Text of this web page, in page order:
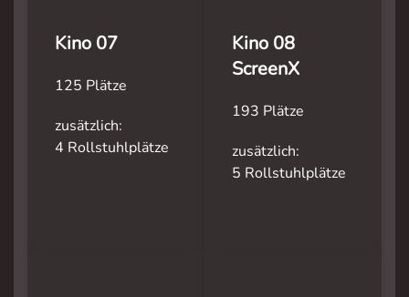
Kino 07
125 Plätze
zusätzlich:
4 Rollstuhlplätze
Kino 08
ScreenX
193 Plätze
zusätzlich:
5 Rollstuhlplätze